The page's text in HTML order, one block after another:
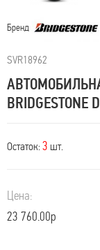
Бренд
SVR18962
BRIDGESTONE
Остаток: 3 шт.
Цена:
23 760.00р